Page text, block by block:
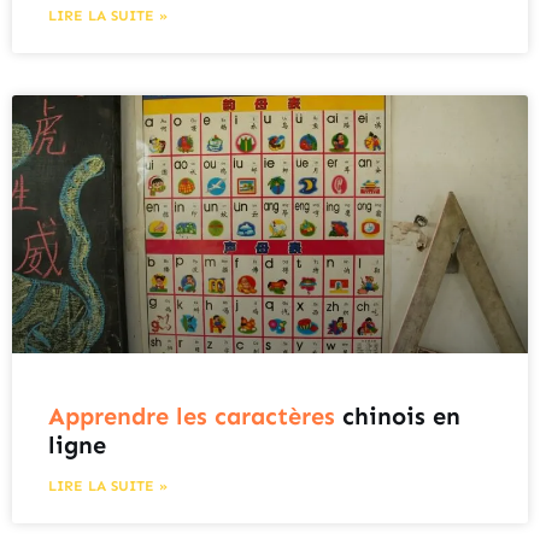
LIRE LA SUITE »
Apprendre les caractères chinois en
ligne
LIRE LA SUITE »